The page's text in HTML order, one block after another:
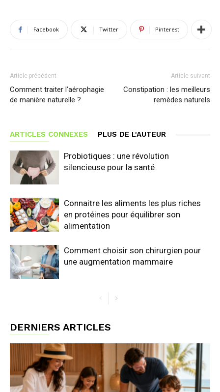
Facebook Twitter Pinterest
Article précédent
Comment traiter l’aérophagie
de manière naturelle ?
Article suivant
Constipation : les meilleurs
remèdes naturels
ARTICLES CONNEXES PLUS DE L'AUTEUR
Probiotiques : une révolution
silencieuse pour la santé
Connaitre les aliments les plus riches
en protéines pour équilibrer son
alimentation
Comment choisir son chirurgien pour
une augmentation mammaire
DERNIERS ARTICLES